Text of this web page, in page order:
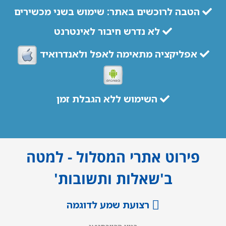
הטבה לרוכשים באתר: שימוש בשני מכשירים
לא נדרש חיבור לאינטרנט
אפליקציה מתאימה לאפל ולאנדרואיד
השימוש ללא הגבלת זמן
פירוט אתרי המסלול - למטה
ב'שאלות ותשובות'
רצועת שמע לדוגמה